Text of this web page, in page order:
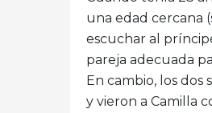
una edad cercana
escuchar al
pareja adecuada
En cambio, los
y vieron a Camilla